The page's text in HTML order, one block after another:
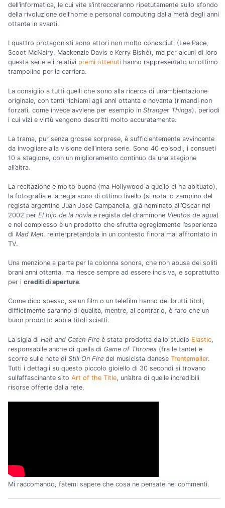
dell’informatica, le cui vite s’intrecceranno ripetutamente sullo sfondo
della rivoluzione dell’home e personal computing dalla metà degli anni
ottanta in avanti.
I quattro protagonisti sono attori non molto conosciuti (Lee Pace,
Scoot McNairy, Mackenzie Davis e Kerry Bishé), ma per alcuni di loro
questa serie e i relativi premi ottenuti hanno rappresentato un ottimo
trampolino per la carriera.
La consiglio a tutti quelli che sono alla ricerca di un’ambientazione
originale, con tanti richiami agli anni ottanta e novanta (rimandi non
forzati, come invece avviene per esempio in Stranger Things), periodi
i cui vizi e virtù vengono descritti molto accuratamente.
La trama, pur senza grosse sorprese, è sufficientemente avvincente
da invogliare alla visione dell’intera serie. Sono 40 episodi, i consueti
10 a stagione, con un miglioramento continuo da una stagione
all’altra.
La recitazione è molto buona (ma Hollywood a quello ci ha abituato),
la fotografia e la regia sono di ottimo livello (si nota lo zampino del
regista argentino Juan José Campanella, già nominato all’Oscar nel
2002 per El hijo de la novia e regista del drammone Vientos de agua)
e nel complesso è un prodotto che sfrutta egregiamente l’esperienza
di Mad Men, reinterpretandola in un contesto finora mai affrontato in
TV.
Una menzione a parte per la colonna sonora, che non abusa dei soliti
brani anni ottanta, ma riesce sempre ad essere incisiva, e soprattutto
per i crediti di apertura.
Come dico spesso, se un film o un telefilm hanno dei brutti titoli,
difficilmente saranno di qualità, mentre, al contrario, è raro che un
buon prodotto abbia titoli sciatti.
La sigla di Halt and Catch Fire è stata prodotta dallo studio Elastic,
responsabile anche di quella di Game of Thrones (fra le tante) e
scorre sulle note di Still On Fire del musicista danese Trentemøller.
Tutti i dettagli su questo piccolo gioiello di 30 secondi si trovano
sull’affascinante sito Art of the Title, un’altra di quelle incredibili
risorse offerte dalla rete.
Mi raccomando, fatemi sapere che cosa ne pensate nei commenti.